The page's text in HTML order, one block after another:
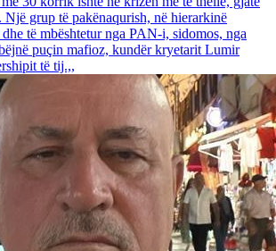
Një grup të pakënaqurish, në hierarkinë
të mbështetur nga PAN-i, sidomos, nga
puçin mafioz, kundër kryetarit Lumir
të tij.,,